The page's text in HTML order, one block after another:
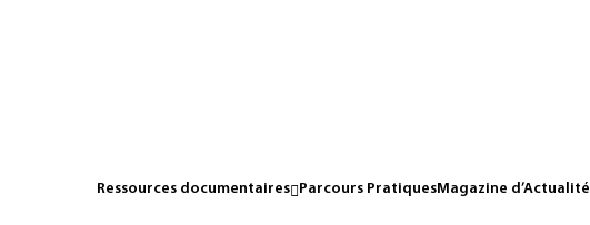
Ressources documentaires Parcours PratiquesMagazine d’Actualité